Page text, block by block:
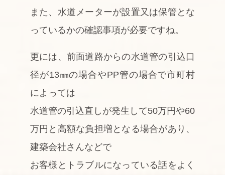
また、水道メーターが設置又は保管とな
っているかの確認事項が必要ですね。
更には、前面道路からの水道管の引込口
径が13㎜の場合やPP管の場合で市町村
によっては
水道管の引込直しが発生して50万円や60
万円と高額な負担増となる場合があり、
建築会社さんなどで
お客様とトラブルになっている話をよく